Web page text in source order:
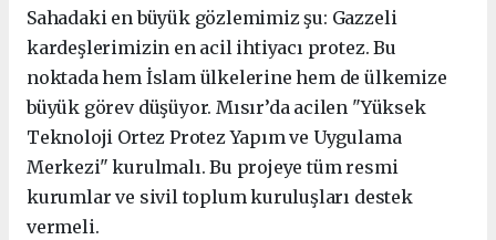
Sahadaki en büyük gözlemimiz şu: Gazzeli
kardeşlerimizin en acil ihtiyacı protez. Bu
noktada hem İslam ülkelerine hem de ülkemize
büyük görev düşüyor. Mısır’da acilen "Yüksek
Teknoloji Ortez Protez Yapım ve Uygulama
Merkezi" kurulmalı. Bu projeye tüm resmi
kurumlar ve sivil toplum kuruluşları destek
vermeli.